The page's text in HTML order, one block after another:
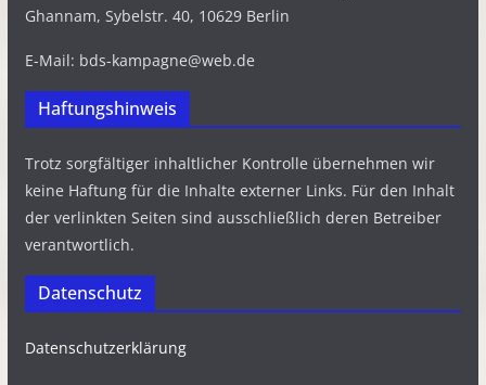
Ghannam, Sybelstr. 40, 10629 Berlin
E-Mail: bds-kampagne@web.de
Haftungshinweis
Trotz sorgfältiger inhaltlicher Kontrolle übernehmen wir
keine Haftung für die Inhalte externer Links. Für den Inhalt
der verlinkten Seiten sind ausschließlich deren Betreiber
verantwortlich.
Datenschutz
Datenschutzerklärung